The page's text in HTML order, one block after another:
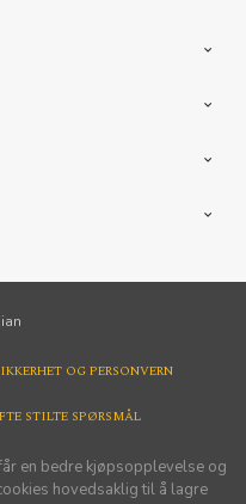
OG PERSONVERN
STILTE SPØRSMÅL
en bedre kjøpsopplevelse og
hovedsaklig til å lagre